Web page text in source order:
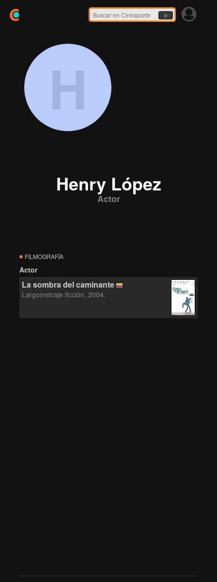
Ir
H
Henry López
Actor
FILMOGRAFÍA
Actor
La sombra del caminante
Largometraje ficción, 2004.